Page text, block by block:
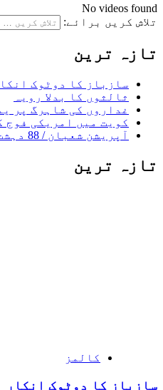
No videos found
تلاش کریں برائے:
تازہ ترین
سازباز کا دوٹوک
ثالثوں کا بدلا رویہ
غداروں کی شاہرگ پر
کویت میں امریکی فوج
آپریشن شعبان / 88 دہشت گرد ہلاک
تازہ ترین
کالمز
سازباز کا دوٹوک انکار